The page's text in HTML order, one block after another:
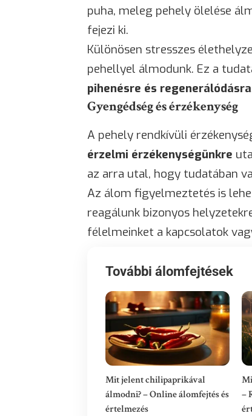
puha, meleg pehely ölelése
fejezi ki.
Különösen stresszes
pehellyel álmodunk. Ez a
pihenésre és regenerálódásra
Gyengédség és érzékenység
A pehely rendkívüli
érzelmi érzékenységünkre
az arra utal, hogy tudatában
Az álom figyelmeztetés is
reagálunk bizonyos
félelmeinket a kapcsolatok
További álomfejtések
Mit jelent chilipaprikával
álmodni? – Online álomfejtés és
értelmezés
–